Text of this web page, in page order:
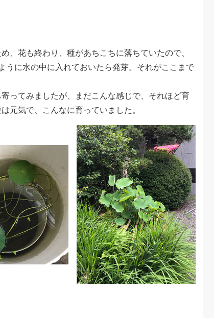
、花も終わり、種があちこちに落ちていたので、
に水の中に入れておいたら発芽。それがここまで
ってみましたが、まだこんな感じで、それほど育
元気で、こんなに育っていました。